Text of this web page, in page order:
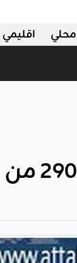
محلي